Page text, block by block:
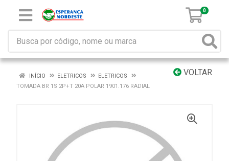
0
VOLTAR
INÍCIO ELETRICOS
ELETRICOS
TOMADA BR 1S 2P+T 20A POLAR 1901.176 RADIAL